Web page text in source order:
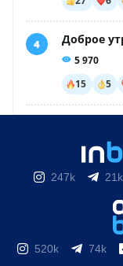
247k 21k
520k 74k